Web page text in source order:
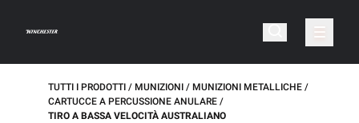
TUTTI I PRODOTTI MUNIZIONI
MUNIZIONI METALLICHE
CARTUCCE A PERCUSSIONE ANULARE
TIRO A BASSA VELOCITÀ AUSTRALIANO